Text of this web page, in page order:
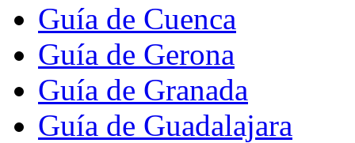
Guía de Cuenca
Guía de Gerona
Guía de Granada
Guía de Guadalajara